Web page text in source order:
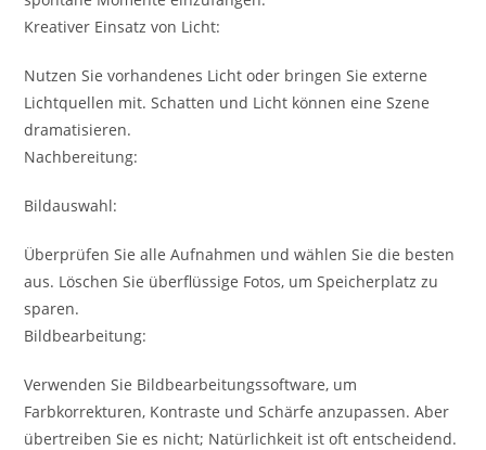
Kreativer Einsatz von Licht:
Nutzen Sie vorhandenes Licht oder bringen Sie externe
Lichtquellen mit. Schatten und Licht können eine Szene
dramatisieren.
Nachbereitung:
Bildauswahl:
Überprüfen Sie alle Aufnahmen und wählen Sie die besten
aus. Löschen Sie überflüssige Fotos, um Speicherplatz zu
sparen.
Bildbearbeitung:
Verwenden Sie Bildbearbeitungssoftware, um
Farbkorrekturen, Kontraste und Schärfe anzupassen. Aber
übertreiben Sie es nicht; Natürlichkeit ist oft entscheidend.